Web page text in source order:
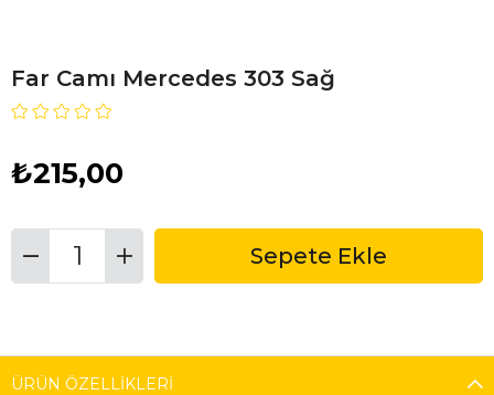
Far Camı Mercedes 303 Sağ
₺215,00
ÜRÜN ÖZELLIKLERI